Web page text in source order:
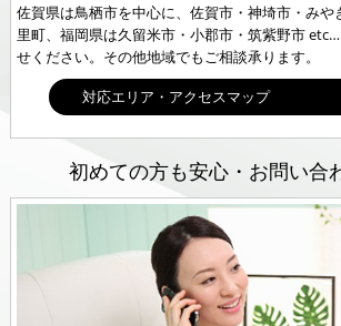
佐賀県は鳥栖市を中心に、佐賀市・神埼市・みや
里町、福岡県は久留米市・小郡市・筑紫野市
せください。その他地域でもご相談承ります。
対応エリア・アクセスマップ
初めての方も安心・お問い合